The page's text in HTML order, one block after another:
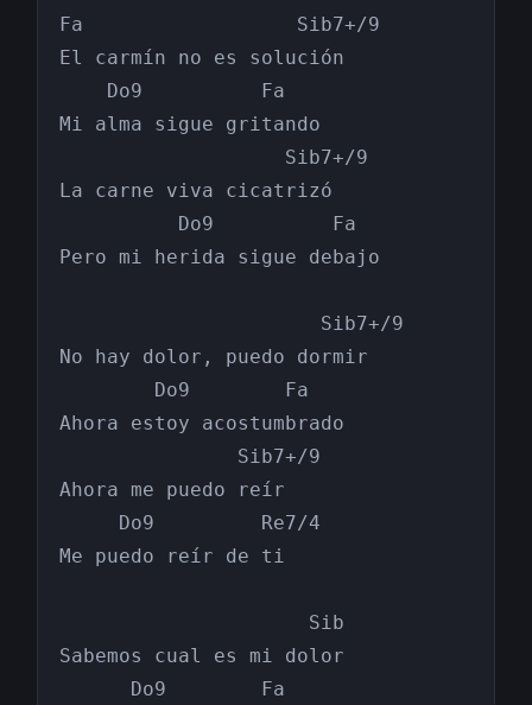
Fa                  Sib7+/9
El carmín no es solución
    Do9          Fa
Mi alma sigue gritando
                   Sib7+/9
La carne viva cicatrizó
          Do9          Fa
Pero mi herida sigue debajo
                      Sib7+/9
No hay dolor, puedo dormir
        Do9        Fa
Ahora estoy acostumbrado
               Sib7+/9
Ahora me puedo reír
     Do9         Re7/4
Me puedo reír de ti
                     Sib
Sabemos cual es mi dolor
      Do9        Fa